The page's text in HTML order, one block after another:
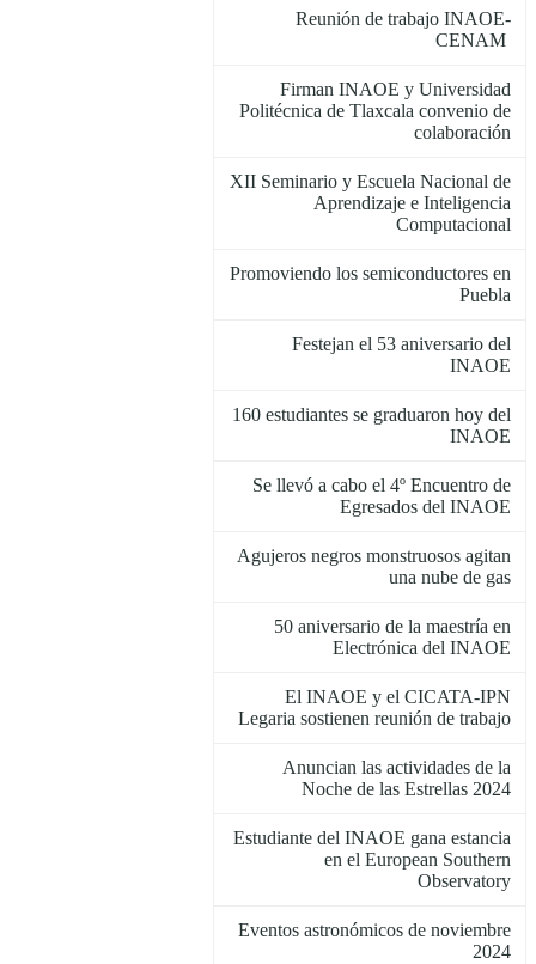
Reunión de trabajo INAOE-
CENAM
Firman INAOE y Universidad
Politécnica de Tlaxcala convenio de
colaboración
XII Seminario y Escuela Nacional de
Aprendizaje e Inteligencia
Computacional
Promoviendo los semiconductores en
Puebla
Festejan el 53 aniversario del
INAOE
160 estudiantes se graduaron hoy del
INAOE
Se llevó a cabo el 4º Encuentro de
Egresados del INAOE
Agujeros negros monstruosos agitan
una nube de gas
50 aniversario de la maestría en
Electrónica del INAOE
El INAOE y el CICATA-IPN
Legaria sostienen reunión de trabajo
Anuncian las actividades de la
Noche de las Estrellas 2024
Estudiante del INAOE gana estancia
en el European Southern
Observatory
Eventos astronómicos de noviembre
2024